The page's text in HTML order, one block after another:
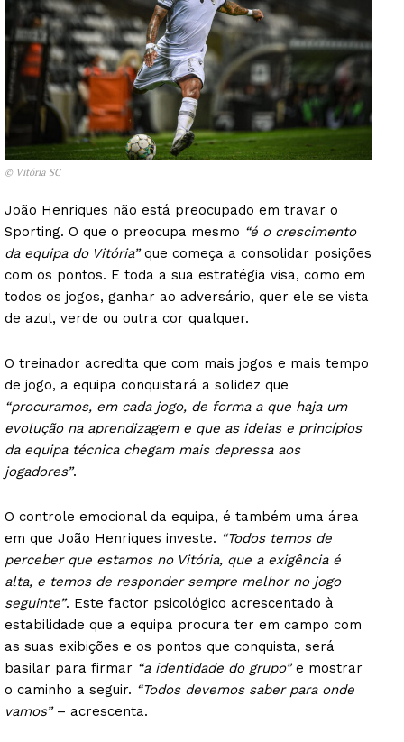
© Vitória SC
João Henriques não está preocupado em travar o
Sporting. O que o preocupa mesmo “é o crescimento
da equipa do Vitória”que começa a consolidar posições
com os pontos. E toda a sua estratégia visa, como em
todos os jogos, ganhar ao adversário, quer ele se vista
de azul, verde ou outra cor qualquer.
O treinador acredita que com mais jogos e mais tempo
de jogo, a equipa conquistará a solidez que
“procuramos, em cada jogo, de forma a que haja um
evolução na aprendizagem e que as ideias e princípios
da equipa técnica chegam mais depressa aos
jogadores”.
O controle emocional da equipa, é também uma área
em que João Henriques investe. “Todos temos de
perceber que estamos no Vitória, que a exigência é
alta, e temos de responder sempre melhor no jogo
seguinte”. Este factor psicológico acrescentado à
estabilidade que a equipa procura ter em campo com
as suas exibições e os pontos que conquista, será
basilar para firmar “a identidade do grupo”e mostrar
o caminho a seguir. “Todos devemos saber para onde
vamos”– acrescenta.